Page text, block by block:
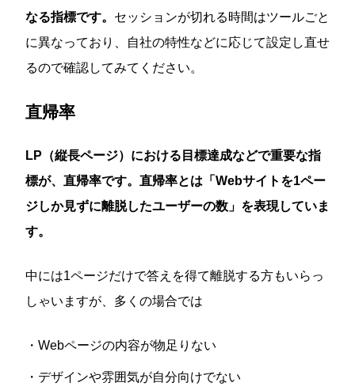
なる指標です。 セッションが切れる時間はツールごと
に異なっており、自社の特性などに応じて設定し直せ
るので確認してみてください。
直帰率
LP（縦長ページ）における目標達成などで重要な指
標が、直帰率です。直帰率とは「Webサイトを1ペー
ジしか見ずに離脱したユーザーの数」を表現していま
す。
中には1ページだけで答えを得て離脱する方もいらっ
しゃいますが、多くの場合では
・Webページの内容が物足りない
・デザインや雰囲気が自分向けでない